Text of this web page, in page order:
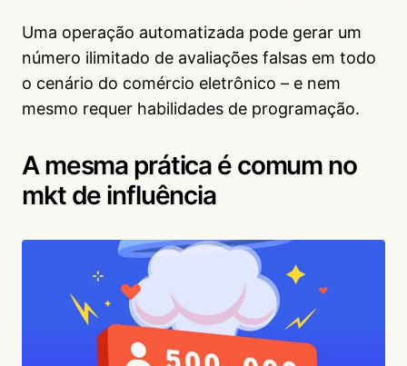
Uma operação automatizada pode gerar um
número ilimitado de avaliações falsas em todo
o cenário do comércio eletrônico – e nem
mesmo requer habilidades de programação.
A mesma prática é comum no
mkt de influência